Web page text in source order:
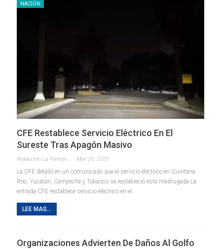
NACIÓN
CFE Restablece Servicio Eléctrico En El
Sureste Tras Apagón Masivo
Redaccion La Pancarta De Quintana Roo Mar 25, 2025
La CFE detalló en un comunicado que el servicio eléctrico en Quintana
Roo, Yucatán, Campeche y Tabasco se restableció esta madrugada La
entrada CFE restablece servicio eléctrico en el…
LEE MAS...
Organizaciones Advierten De Daños Al Golfo